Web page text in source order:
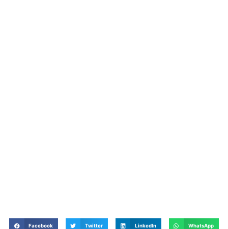
Facebook Twitter LinkedIn WhatsApp